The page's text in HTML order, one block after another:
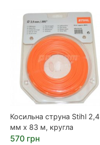
Косильна струна Stihl 2,4
мм х 83 м, кругла
570 грн